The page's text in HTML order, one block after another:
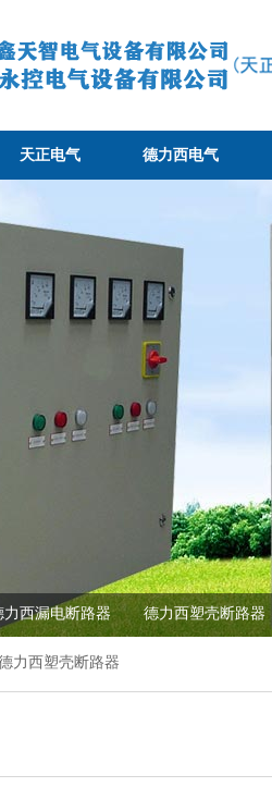
天正电气 德力西电气
力西漏电断路器 德力西塑壳断路器
力西塑壳断路器